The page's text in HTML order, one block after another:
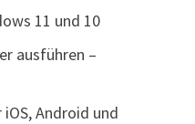
11 und 10
ausführen –
Android und